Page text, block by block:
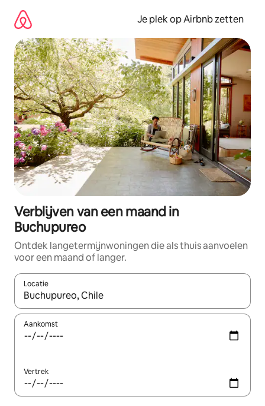
direct
naar
inhoud
Je plek op Airbnb zetten
Verblijven van een maand in
Buchupureo
Ontdek langetermijnwoningen die als thuis aanvoelen
voor een maand of langer.
Locatie
Wanneer er resultaten beschikbaar zijn, maak je een keuze
Aankomst
Vertrek